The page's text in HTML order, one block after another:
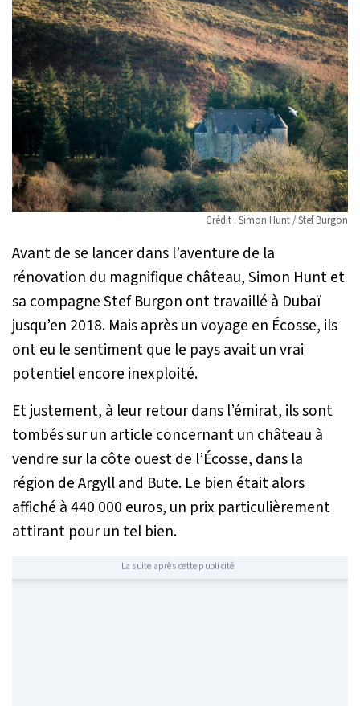
Crédit : Simon Hunt / Stef Burgon
Avant de se lancer dans l’aventure de la
rénovation du magnifique château, Simon Hunt et
sa compagne Stef Burgon ont travaillé à Dubaï
jusqu’en 2018. Mais après un voyage en Écosse, ils
ont eu le sentiment que le pays avait un vrai
potentiel encore inexploité.
Et justement, à leur retour dans l’émirat, ils sont
tombés sur un article concernant un château à
vendre sur la côte ouest de l’Écosse, dans la
région de Argyll and Bute. Le bien était alors
affiché à 440 000 euros, un prix particulièrement
attirant pour un tel bien.
La suite après cette publicité